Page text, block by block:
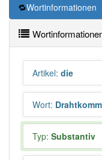
Wortinformationen
Artikel: die
Wort:
Typ: Substantiv